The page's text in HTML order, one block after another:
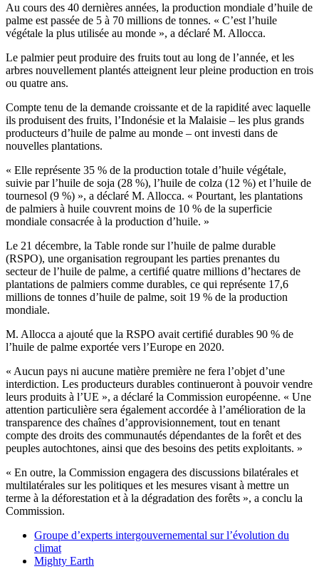
Au cours des 40 dernières années, la production mondiale d’huile de
palme est passée de 5 à 70 millions de tonnes. « C’est l’huile
végétale la plus utilisée au monde », a déclaré M. Allocca.
Le palmier peut produire des fruits tout au long de l’année, et les
arbres nouvellement plantés atteignent leur pleine production en trois
ou quatre ans.
Compte tenu de la demande croissante et de la rapidité avec laquelle
ils produisent des fruits, l’Indonésie et la Malaisie – les plus grands
producteurs d’huile de palme au monde – ont investi dans de
nouvelles plantations.
« Elle représente 35 % de la production totale d’huile végétale,
suivie par l’huile de soja (28 %), l’huile de colza (12 %) et l’huile de
tournesol (9 %) », a déclaré M. Allocca. « Pourtant, les plantations
de palmiers à huile couvrent moins de 10 % de la superficie
mondiale consacrée à la production d’huile. »
Le 21 décembre, la Table ronde sur l’huile de palme durable
(RSPO), une organisation regroupant les parties prenantes du
secteur de l’huile de palme, a certifié quatre millions d’hectares de
plantations de palmiers comme durables, ce qui représente 17,6
millions de tonnes d’huile de palme, soit 19 % de la production
mondiale.
M. Allocca a ajouté que la RSPO avait certifié durables 90 % de
l’huile de palme exportée vers l’Europe en 2020.
« Aucun pays ni aucune matière première ne fera l’objet d’une
interdiction. Les producteurs durables continueront à pouvoir vendre
leurs produits à l’UE », a déclaré la Commission européenne. « Une
attention particulière sera également accordée à l’amélioration de la
transparence des chaînes d’approvisionnement, tout en tenant
compte des droits des communautés dépendantes de la forêt et des
peuples autochtones, ainsi que des besoins des petits exploitants. »
« En outre, la Commission engagera des discussions bilatérales et
multilatérales sur les politiques et les mesures visant à mettre un
terme à la déforestation et à la dégradation des forêts », a conclu la
Commission.
Groupe d’experts intergouvernemental sur l’évolution du
climat
Mighty Earth